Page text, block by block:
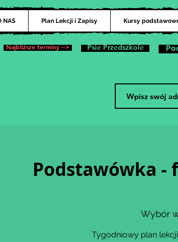
NAS Plan Lekcji i Zapisy Kursy
Najbliższe terminy --> Psie Przedszkole
Podstawówka
Wybór
Tygodniowy plan